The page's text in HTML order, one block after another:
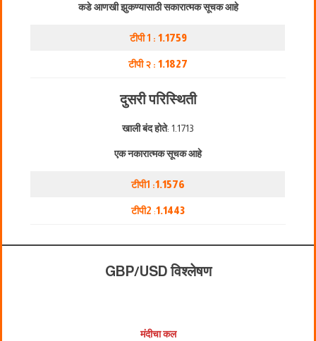
कडे आणखी झुकण्यासाठी सकारात्मक सूचक आहे
टीपी 1 : 1.1759
टीपी २ : 1.1827
दुसरी परिस्थिती
खाली बंद होते: 1.1713
एक नकारात्मक सूचक आहे
टीपी1 :1.1576
टीपी2 :1.1443
GBP/USD विश्लेषण
मंदीचा कल